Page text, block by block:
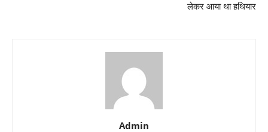
लेकर आया था हथियार
Admin